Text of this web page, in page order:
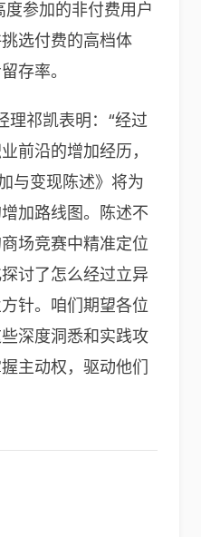
度参加的非付费用户
选付费的高档体
存率。
理祁凯表明：“经过
前沿的增加经历，
与变现陈述》将为
加路线图。陈述不
场竞赛中精准定位
讨了怎么经过立异
针。咱们期望各位
深度洞悉和实践攻
主动权，驱动他们